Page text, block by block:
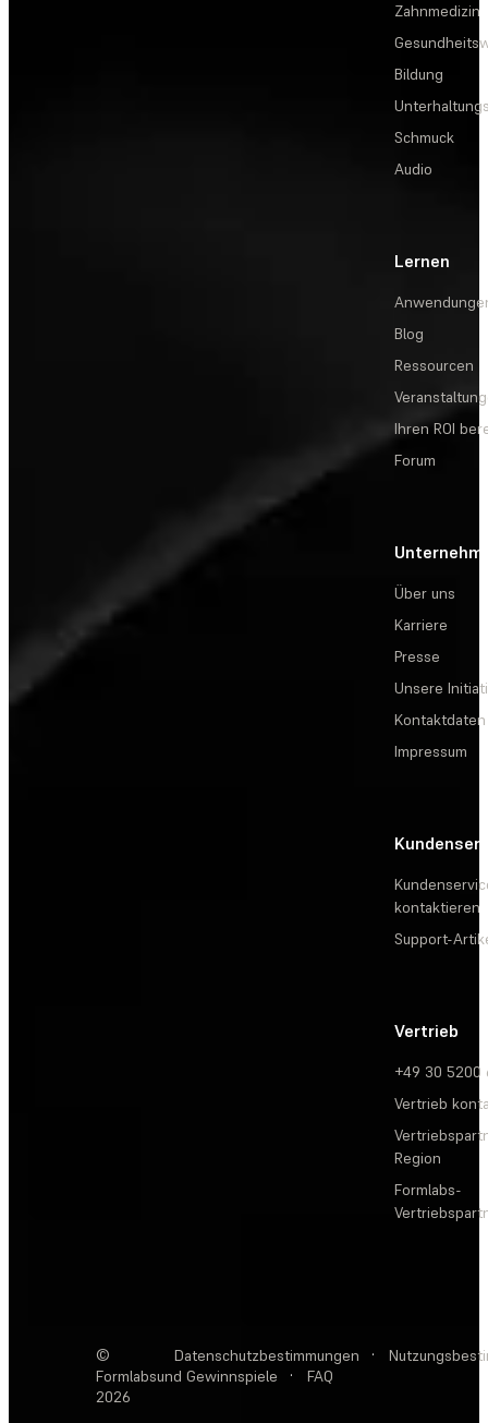
Zahnmedizin
Bildung
Schmuck
Audio
Lernen
Blog
Ressourcen
Ihren ROI
Forum
Über uns
Karriere
Presse
Unsere
Kontaktdaten
Impressum
kontaktieren
Support-
Vertrieb
+49 30 5200
Vertrieb
Region
Formlabs-
©
Formlabs
2026
Datenschutzbestimmungen ·
und Gewinnspiele
· FAQ